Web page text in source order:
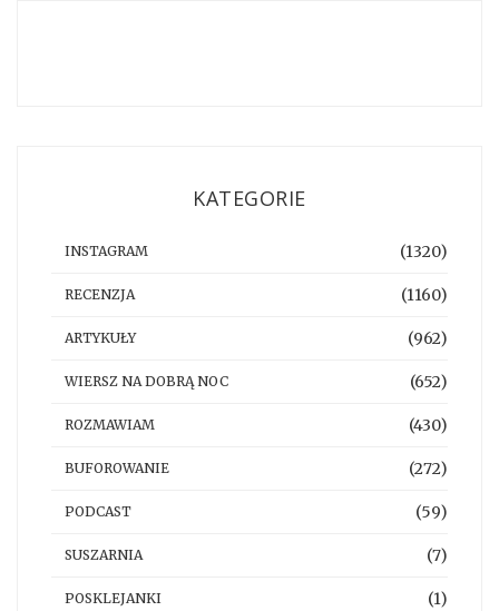
KATEGORIE
INSTAGRAM (1320)
RECENZJA (1160)
ARTYKUŁY (962)
WIERSZ NA DOBRĄ NOC (652)
ROZMAWIAM (430)
BUFOROWANIE (272)
PODCAST (59)
SUSZARNIA (7)
POSKLEJANKI (1)